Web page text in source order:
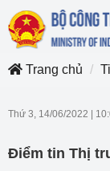
Trang chủ
Thứ 3, 14/06/2022
Điểm tin Thị